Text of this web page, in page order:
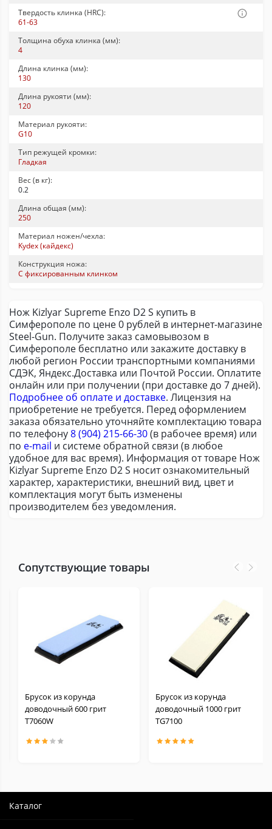
Твердость клинка (HRC):
61-63
Толщина обуха клинка (мм):
4
Длина клинка (мм):
130
Длина рукояти (мм):
120
Материал рукояти:
G10
Тип режущей кромки:
Гладкая
Вес (в кг):
0.2
Длина общая (мм):
250
Материал ножен/чехла:
Kydex (кайдекс)
Конструкция ножа:
С фиксированным клинком
Нож Kizlyar Supreme Enzo D2 S купить в
Симферополе по цене 0 рублей в интернет-магазине
Steel-Gun. Получите заказ самовывозом в
Симферополе бесплатно или закажите доставку в
любой регион России транспортными компаниями
СДЭК, Яндекс.Доставка или Почтой России. Оплатите
онлайн или при получении (при доставке до 7 дней).
Подробнее об оплате и доставке. Лицензия на
приобретение не требуется. Перед оформлением
заказа обязательно уточняйте комплектацию товара
по телефону8 (904) 215-66-30(в рабочее время) или
по e-mail и системе обратной связи (в любое
удобное для вас время). Информация от товаре Нож
Kizlyar Supreme Enzo D2 S носит ознакомительный
характер, характеристики, внешний вид, цвет и
комплектация могут быть изменены
производителем без уведомления.
Сопутствующие товары
Брусок из корунда
доводочный 600 грит
Т7060W
Брусок из корунда
доводочный 1000 грит
TG7100
Каталог